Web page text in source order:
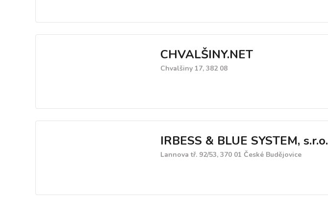
CHVALŠINY.NET
Chvalšiny 17, 382 08
IRBESS & BLUE SYSTEM, s.r.o.
Lannova tř. 92/53, 370 01 České Budějovice